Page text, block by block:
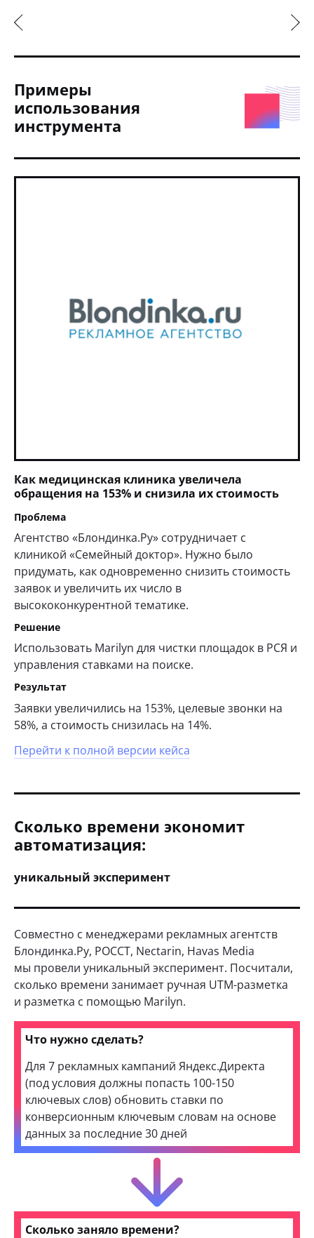
Примеры
использования
инструмента
Как медицинская клиника увеличела
обращения на 153% и снизила их стоимость
Проблема
Агентство «Блондинка.Ру» сотрудничает с
клиникой «Семейный доктор». Нужно было
придумать, как одновременно снизить стоимость
заявок и увеличить их число в
высококонкурентной тематике.
Решение
Использовать Marilyn для чистки площадок в РСЯ и
управления ставками на поиске.
Результат
Заявки увеличились на 153%, целевые звонки на
58%, а стоимость снизилась на 14%.
Перейти к полной версии кейса
Сколько времени экономит
автоматизация:
уникальный эксперимент
Совместно с менеджерами рекламных агентств
Блондинка.Ру, РОССТ, Nectarin, Havas Media
мы провели уникальный эксперимент. Посчитали,
сколько времени занимает ручная UTM-разметка
и разметка с помощью Marilyn.
Что нужно сделать?
Для 7 рекламных кампаний Яндекс.Директа
(под условия должны попасть 100-150
ключевых слов) обновить ставки по
конверсионным ключевым словам на основе
данных за последние 30 дней
Сколько заняло времени?